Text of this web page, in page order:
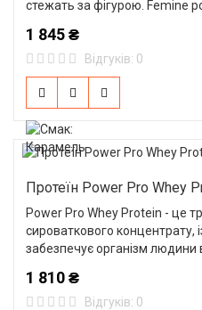
стежать за фігурою. Femine
1 845 ₴
Відгуків: 0
Протеїн Power Pro Whey
Power Pro Whey Protein - це
сироваткового концентрату,
забезпечує організм людини
1 810 ₴
Відгуків: 0